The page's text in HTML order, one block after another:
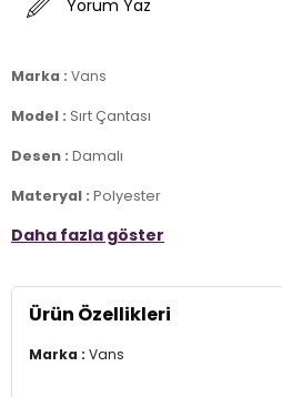
Yorum Yaz
Marka : Vans
Model : Sırt Çantası
Desen : Damalı
Materyal : Polyester
Ürün Ölçüsü :42 x 32 x 12 cm
-
-Fermuar kapama
- Geniş ana bölme
Daha fazla göster
Ürün Özellikleri
Marka : Vans